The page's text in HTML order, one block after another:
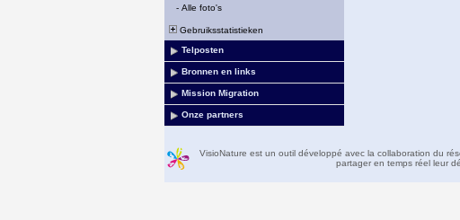
- Alle foto's
Gebruiksstatistieken
Telposten
Bronnen en links
Mission Migration
Onze partners
VisioNature est un outil développé avec la collaboration du
partager en temps réel leur